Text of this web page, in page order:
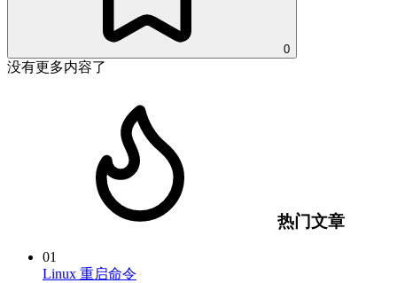
0
没有更多内容了
热门文章
01
Linux 重启命令